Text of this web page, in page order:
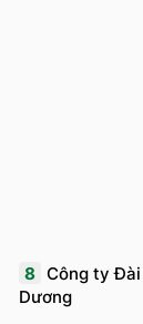
8 Công ty Đài
Dương